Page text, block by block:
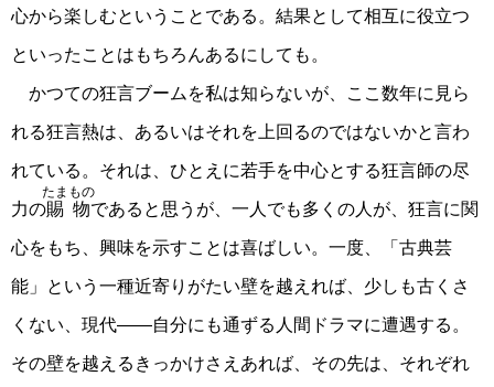
心から楽しむということである。結果として相互に役立つ
といったことはもちろんあるにしても。
かつての狂言ブームを私は知らないが、ここ数年に見ら
れる狂言熱は、あるいはそれを上回るのではないかと言わ
れている。それは、ひとえに若手を中心とする狂言師の尽
力の賜物
たまもの
であると思うが、一人でも多くの人が、狂言に関
心をもち、興味を示すことは喜ばしい。一度、「古典芸
能」という一種近寄りがたい壁を越えれば、少しも古くさ
くない、現代――自分にも通ずる人間ドラマに遭遇する。
その壁を越えるきっかけさえあれば、その先は、それぞれ